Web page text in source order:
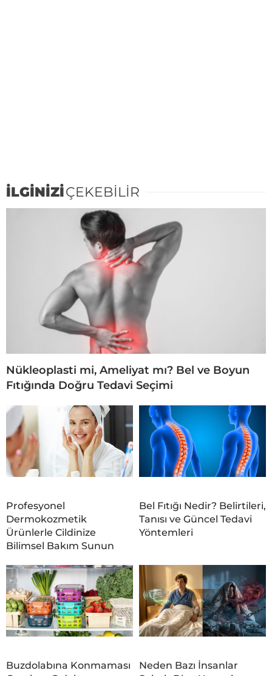
İLGİNİZİÇEKEBİLİR
Nükleoplasti mi, Ameliyat mı? Bel ve Boyun
Fıtığında Doğru Tedavi Seçimi
Profesyonel
Dermokozmetik
Ürünlerle Cildinize
Bilimsel Bakım Sunun
Bel Fıtığı Nedir? Belirtileri,
Tanısı ve Güncel Tedavi
Yöntemleri
Buzdolabına Konmaması
Neden Bazı İnsanlar